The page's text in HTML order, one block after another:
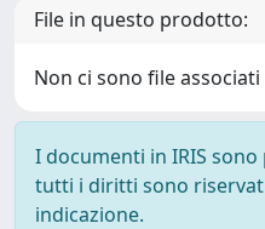
File in questo prodotto:
Non ci sono file
I documenti in IRIS
tutti i diritti sono
indicazione.